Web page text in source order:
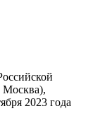
Москва),
2023 года